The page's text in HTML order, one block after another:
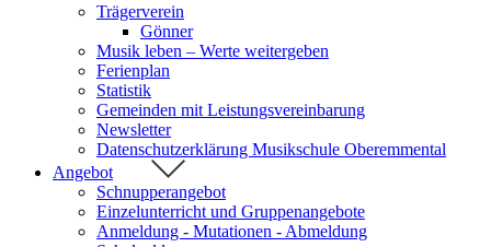
Trägerverein
Gönner
Musik leben – Werte weitergeben
Ferienplan
Statistik
Gemeinden mit Leistungsvereinbarung
Newsletter
Datenschutzerklärung Musikschule Oberemmental
Angebot
Schnupperangebot
Einzelunterricht und Gruppenangebote
Anmeldung - Mutationen - Abmeldung